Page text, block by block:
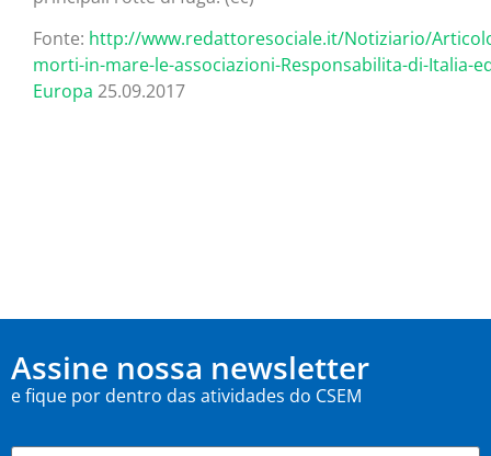
Fonte: http://www.redattoresociale.it/Notiziario/
morti-in-mare-le-associazioni-Responsabilita-di-Italia-
Europa 25.09.2017
Assine nossa newsletter
e fique por dentro das atividades do CSEM